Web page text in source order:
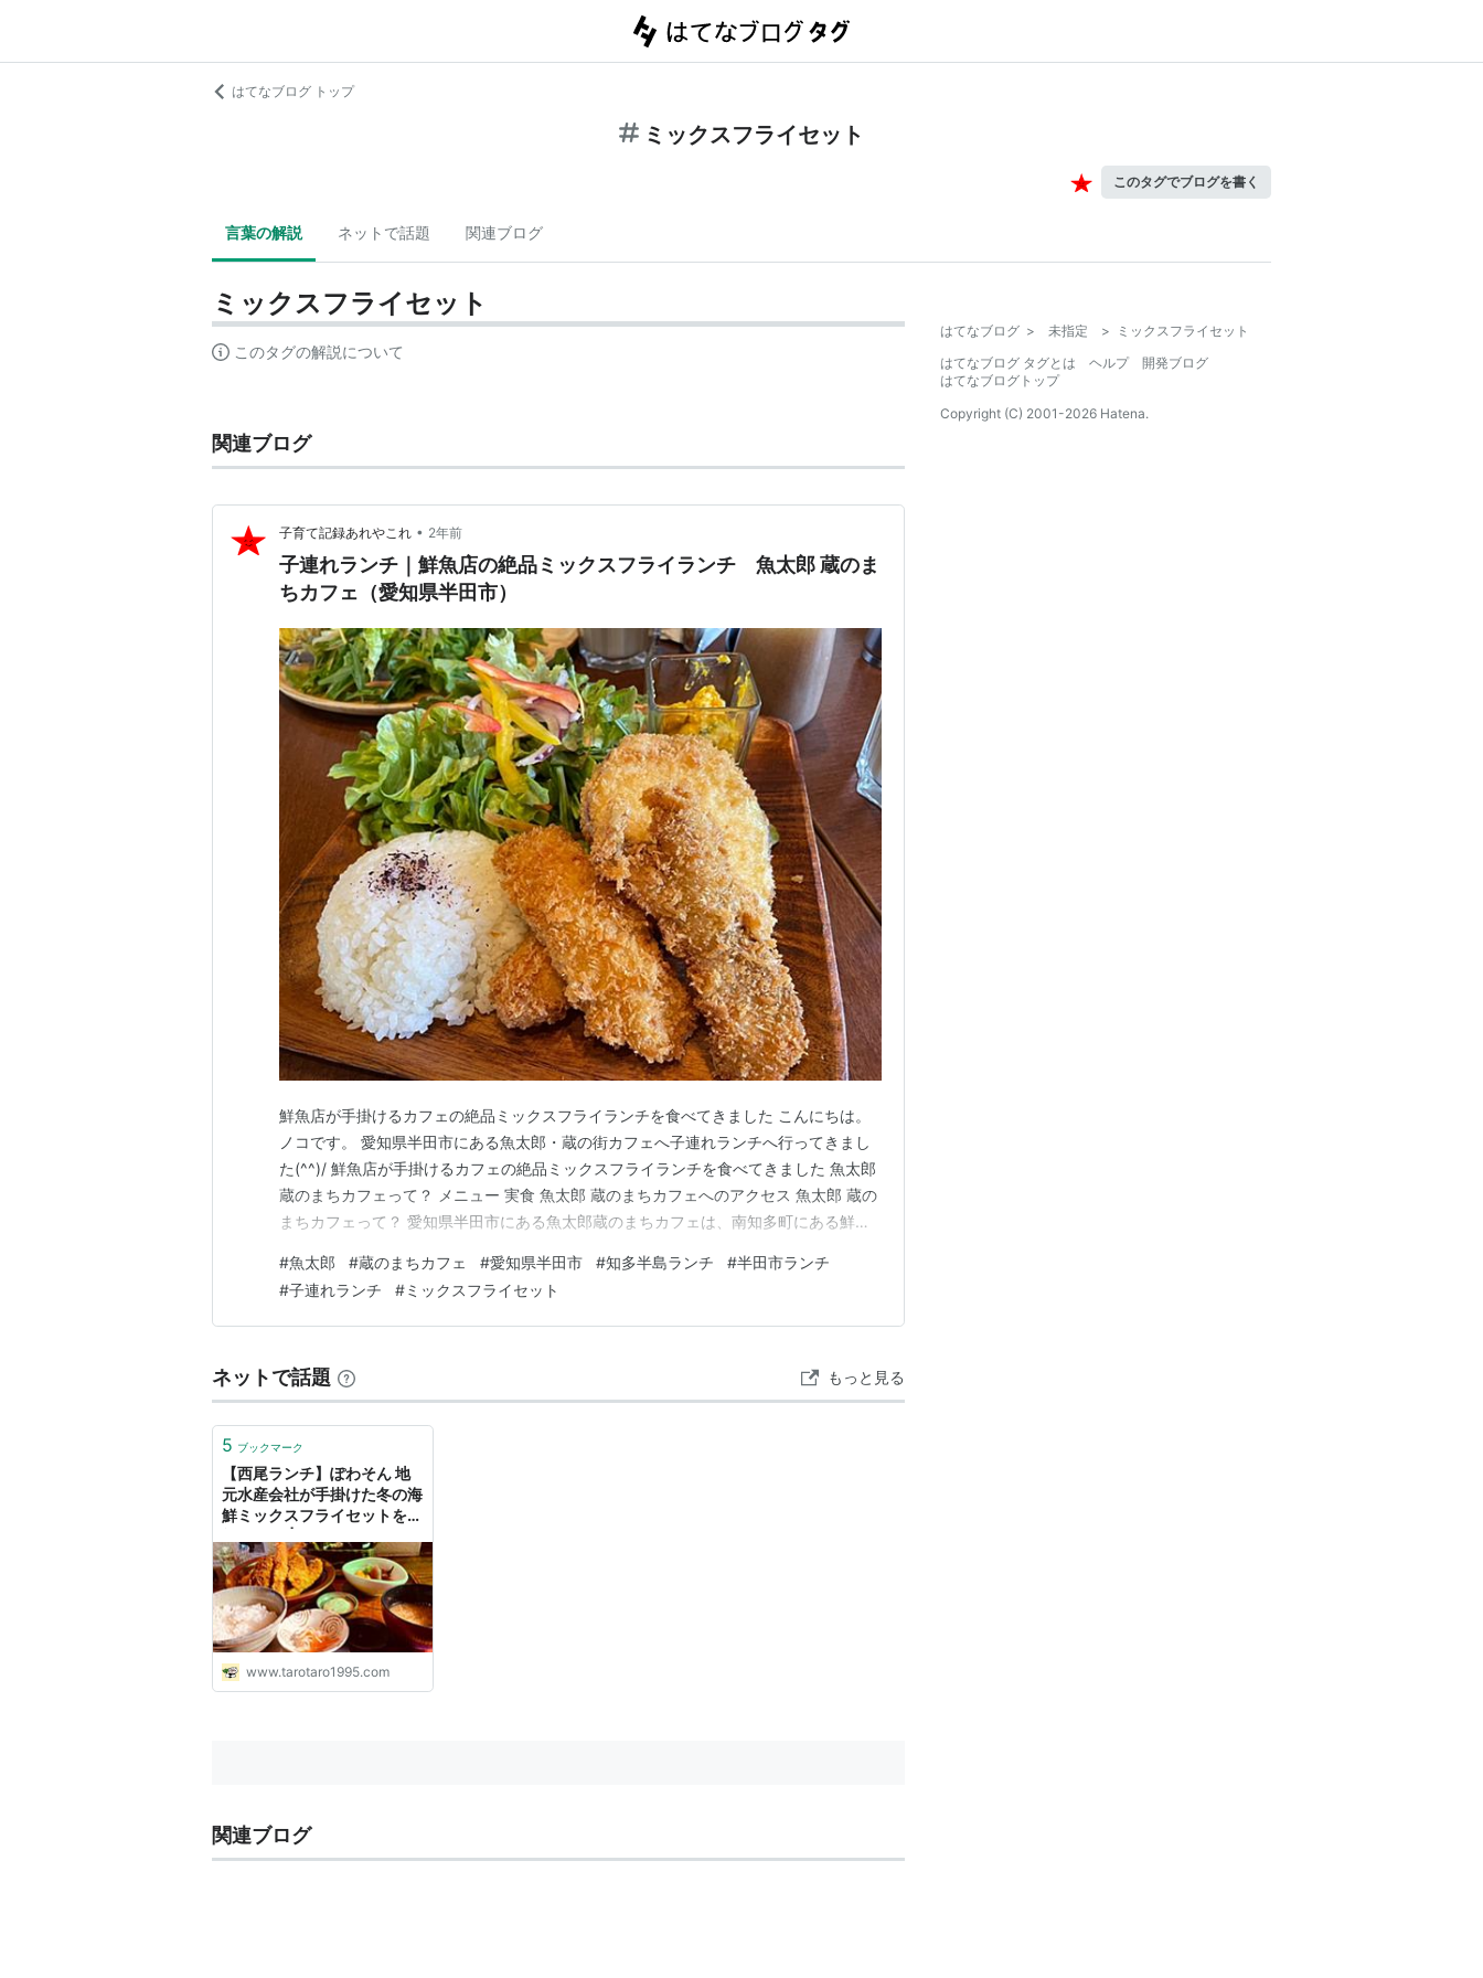
はてなブログ トップ
ミックスフライセット
このタグでブログを書く
言葉の解説 ネットで話題 関連ブログ
ミックスフライセット
このタグの解説について
関連ブログ
子育て記録あれやこれ • 2年前
子連れランチ｜鮮魚店の絶品ミックスフライランチ 魚太郎 蔵のま
ちカフェ（愛知県半田市）
鮮魚店が手掛けるカフェの絶品ミックスフライランチを食べてきました こんにちは。
ノコです。 愛知県半田市にある魚太郎・蔵の街カフェへ子連れランチへ行ってきまし
た(^^)/ 鮮魚店が手掛けるカフェの絶品ミックスフライランチを食べてきました 魚太郎
蔵のまちカフェって？ メニュー 実食 魚太郎 蔵のまちカフェへのアクセス 魚太郎 蔵の
まちカフェって？ 愛知県半田市にある魚太郎蔵のまちカフェは、南知多町にある鮮魚
海鮮を使ったランチが楽しめます。 南知多町の本店では浜焼きをはじめグルメもやっ
ていますが、カフェ的なメニューを出し…
#魚太郎 #蔵のまちカフェ #愛知県半田市 #知多半島ランチ #半田市ランチ
#子連れランチ #ミックスフライセット
ネットで話題 もっと見る
5 ブックマーク
【西尾ランチ】ぽわそん 地
元水産会社が手掛けた冬の海
鮮ミックスフライセットを堪
育て・旅行・ブログ収益化
www.tarotaro1995.com
関連ブログ
はてなブログ > 未指定 >
ミックスフライセット
はてなブログ タグとは
ヘルプ
開発ブログ
はてなブログトップ
Copyright (C) 2001-2026 Hatena.